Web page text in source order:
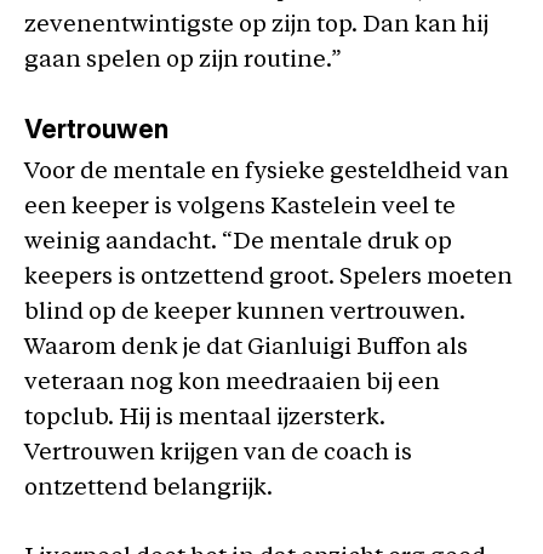
zevenentwintigste op zijn top. Dan kan hij
gaan spelen op zijn routine.”
Vertrouwen
Voor de mentale en fysieke gesteldheid van
een keeper is volgens Kastelein veel te
weinig aandacht. “De mentale druk op
keepers is ontzettend groot. Spelers moeten
blind op de keeper kunnen vertrouwen.
Waarom denk je dat Gianluigi Buffon als
veteraan nog kon meedraaien bij een
topclub. Hij is mentaal ijzersterk.
Vertrouwen krijgen van de coach is
ontzettend belangrijk.